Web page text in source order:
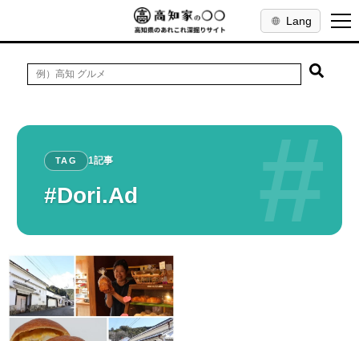
Lang
#
TAG 1記事
#Dori.Ad